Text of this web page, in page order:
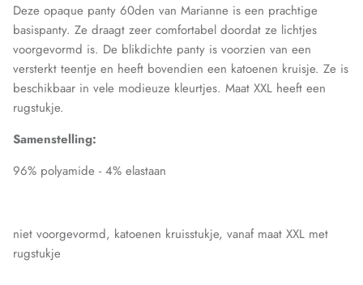
Marianne
MG 1
mpDenmark
Perini
Puma
Soga
Deze opaque panty 60den van Marianne is een prachtige
basispanty. Ze draagt zeer comfortabel doordat ze lichtjes
voorgevormd is. De blikdichte panty is voorzien van een
versterkt teentje en heeft bovendien een katoenen kruisje. Ze is
beschikbaar in vele modieuze kleurtjes. Maat XXL heeft een
rugstukje.
Samenstelling:
96% polyamide - 4% elastaan
niet voorgevormd, katoenen kruisstukje, vanaf maat XXL met
rugstukje